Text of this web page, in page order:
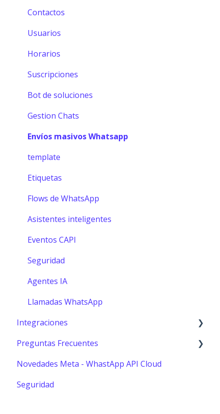
Contactos
Usuarios
Horarios
Suscripciones
Bot de soluciones
Gestion Chats
Envíos masivos Whatsapp
template
Etiquetas
Flows de WhatsApp
Asistentes inteligentes
Eventos CAPI
Seguridad
Agentes IA
Llamadas WhatsApp
Integraciones
Shopify
Hubspot
Catalogo de WhatsApp
Preguntas Frecuentes
Usuarios
Reportes
Novedades Meta - WhastApp API Cloud
Seguridad